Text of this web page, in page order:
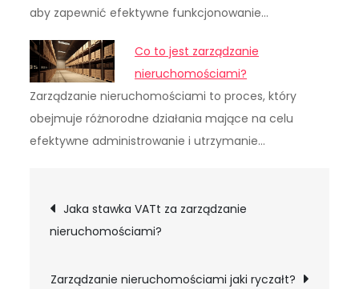
aby zapewnić efektywne funkcjonowanie…
Co to jest zarządzanie
nieruchomościami?
Zarządzanie nieruchomościami to proces, który
obejmuje różnorodne działania mające na celu
efektywne administrowanie i utrzymanie…
Nawigacja
wpisu
Jaka stawka VATt za zarządzanie
nieruchomościami?
Zarządzanie nieruchomościami jaki ryczałt?